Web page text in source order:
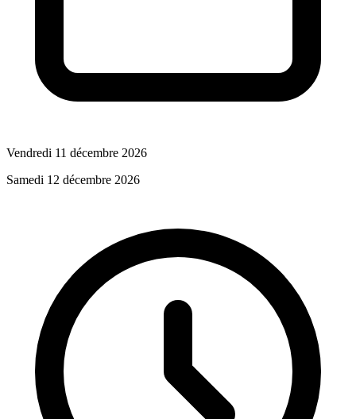
Vendredi 11 décembre 2026
Samedi 12 décembre 2026